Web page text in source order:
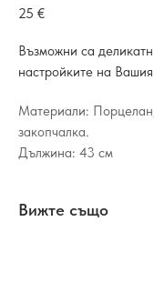
25 €
Възможни са
настройките на
Материали:
закопчалка.
Дължина: 43 см
Вижте също